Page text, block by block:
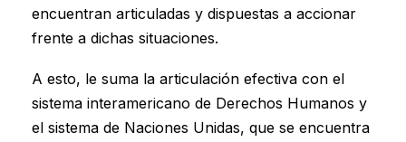
encuentran articuladas y dispuestas a accionar
frente a dichas situaciones.
A esto, le suma la articulación efectiva con el
sistema interamericano de Derechos Humanos y
el sistema de Naciones Unidas, que se encuentra